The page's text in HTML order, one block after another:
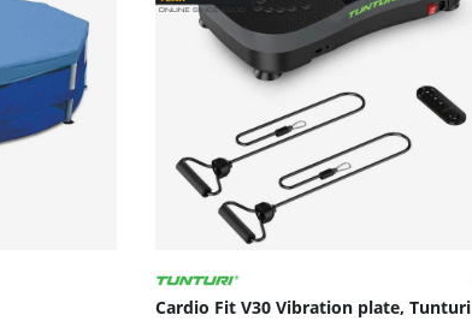
Cardio Fit V30 Vibration plate, Tunturi